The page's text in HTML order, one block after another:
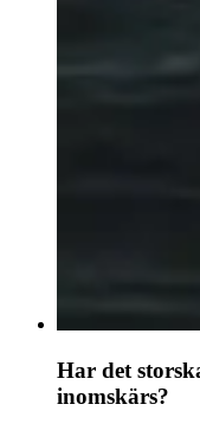
Har det
inomskärs?